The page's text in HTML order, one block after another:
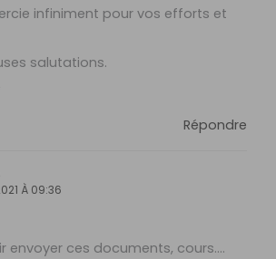
infiniment pour vos efforts et
salutations.
Répondre
À 09:36
envoyer ces documents, cours….